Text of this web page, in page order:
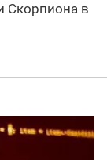
Скорпиона в